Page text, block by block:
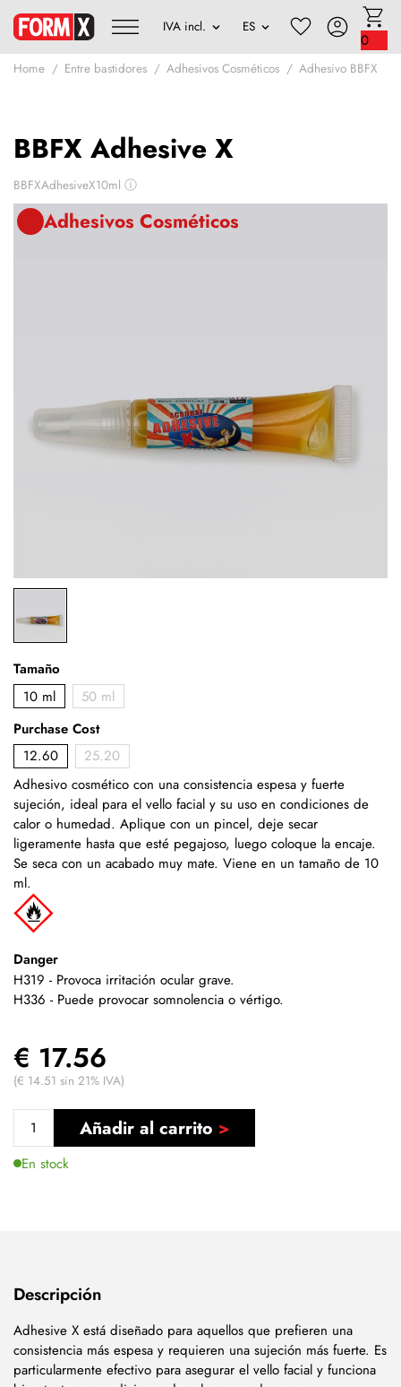
0
Home Entre bastidores Adhesivos Cosméticos Adhesivo BBFX
BBFX Adhesive X
BBFXAdhesiveX10ml ⓘ
Adhesivos Cosméticos
Tamaño
10 ml
50 ml
Purchase Cost
12.60
25.20
Adhesivo cosmético con una consistencia espesa y fuerte
sujeción, ideal para el vello facial y su uso en condiciones de
calor o humedad. Aplique con un pincel, deje secar
ligeramente hasta que esté pegajoso, luego coloque la encaje.
Se seca con un acabado muy mate. Viene en un tamaño de 10
ml.
Danger
H319 - Provoca irritación ocular grave.
H336 - Puede provocar somnolencia o vértigo.
€ 17.56
(€ 14.51 sin 21% IVA)
Añadir al carrito
En stock
Descripción
Adhesive X está diseñado para aquellos que prefieren una
consistencia más espesa y requieren una sujeción más fuerte. Es
particularmente efectivo para asegurar el vello facial y funciona